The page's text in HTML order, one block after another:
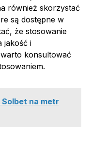
również skorzystać
są dostępne w
że stosowanie
jakość i
konsultować
na metr